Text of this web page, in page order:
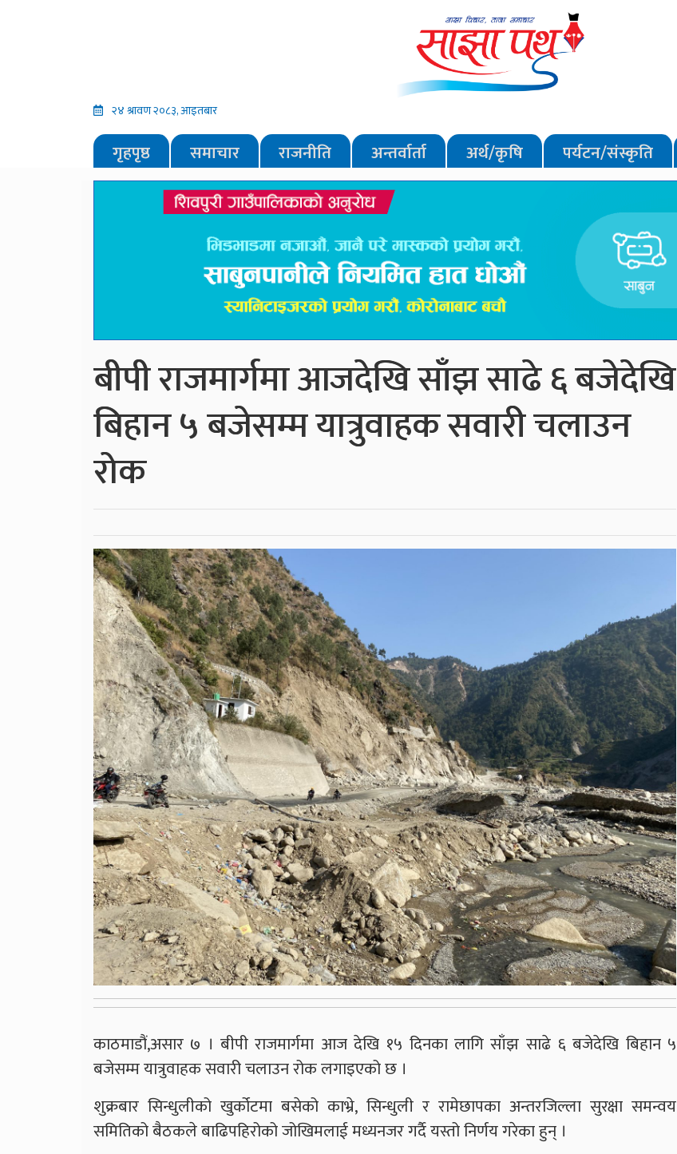
२४ श्रावण २०८३, आइतबार
गृहपृष्ठ समाचार राजनीति अन्तर्वार्ता अर्थ/कृषि पर्यटन/संस्कृति
बीपी राजमार्गमा आजदेखि साँझ साढे ६ बजेदेखि
बिहान ५ बजेसम्म यात्रुवाहक सवारी चलाउन
रोक
काठमाडौं,असार ७ । बीपी राजमार्गमा आज देखि १५ दिनका लागि साँझ साढे ६ बजेदेखि बिहान ५
बजेसम्म यात्रुवाहक सवारी चलाउन रोक लगाइएको छ ।
शुक्रबार सिन्धुलीको खुर्कोटमा बसेको काभ्रे, सिन्धुली र रामेछापका अन्तरजिल्ला सुरक्षा समन्वय
समितिको बैठकले बाढिपहिरोको जोखिमलाई मध्यनजर गर्दै यस्तो निर्णय गरेका हुन् ।